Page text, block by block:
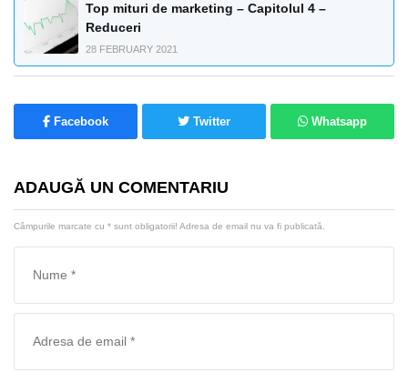
Top mituri de marketing – Capitolul 4 –
Reduceri
28 FEBRUARY 2021
Facebook Twitter Whatsapp
ADAUGĂ UN COMENTARIU
Câmpurile marcate cu * sunt obligatorii! Adresa de email nu va fi publicată.